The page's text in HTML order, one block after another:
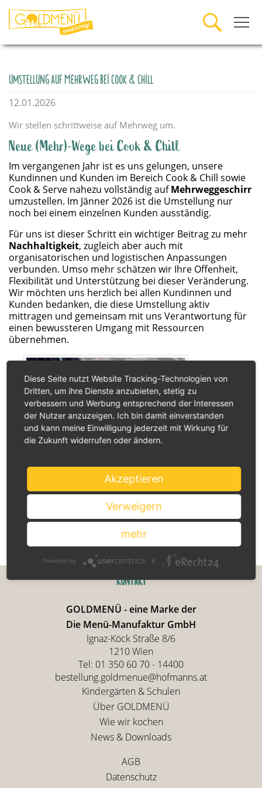
Umstellung auf Mehrweg bei Cook & Chill
12.01.2026
Wir stellen schrittweise auf Mehrweg um.
Neue (Mehr)-Wege bei Cook & Chill
Im vergangenen Jahr ist es uns gelungen, unsere
Kundinnen und Kunden im Bereich Cook & Chill sowie
Cook & Serve nahezu vollständig aufMehrweggeschirr
umzustellen. Im Jänner 2026 ist die Umstellung nur
noch bei einem einzelnen Kunden ausständig.
Für uns ist dieser Schritt ein wichtiger Beitrag zu mehr
Nachhaltigkeit, zugleich aber auch mit
organisatorischen und logistischen Anpassungen
verbunden. Umso mehr schätzen wir Ihre Offenheit,
Flexibilität und Unterstützung bei dieser Veränderung.
Wir möchten uns herzlich bei allen Kundinnen und
Kunden bedanken, die diese Umstellung aktiv
mittragen und gemeinsam mit uns Verantwortung für
einen bewussteren Umgang mit Ressourcen
übernehmen.
Zurück
KONTAKT
GOLDMENÜ - eine Marke der
Die Menü-Manufaktur GmbH
Ignaz-Köck Straße 8/6
1210Wien
Tel: 01 350 60 70 - 14400
bestellung.goldmenue@hofmanns.at
Kindergärten & Schulen
Über GOLDMENÜ
Wie wir kochen
News & Downloads
AGB
Datenschutz
Diese Seite nutzt Website Tracking-Technologien von
Dritten, um ihre Dienste anzubieten, stetig zu
verbessern und Werbung entsprechend der Interessen
der Nutzer anzuzeigen. Ich bin damit einverstanden
und kann meine Einwilligung jederzeit mit Wirkung für
die Zukunft widerrufen oder ändern.
Akzeptieren
Verweigern
mehr
Powered by &